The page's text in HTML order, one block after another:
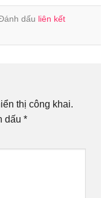
Đánh dấu liên kết
thị công khai.
dấu *